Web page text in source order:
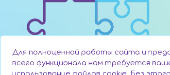
Для полноценной работы сайта и
всего функционала нам требуется